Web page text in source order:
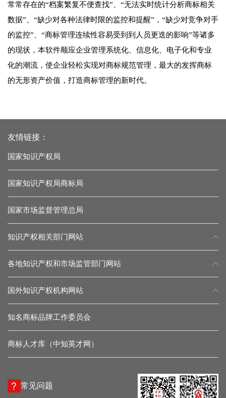
常常存在的“档案繁复不便查找”、“无法实时统计分析商标相关
数据”、“缺少对各种法律时限的监控和提醒”，“缺少对竞争对手
的监控”、“商标管理连续性容易受到到人员更迭的影响”等诸多
的现状，本软件顺应企业管理系统化、信息化、电子化和专业
化的潮流，使企业轻松实现对商标规范管理，最大的发挥商标
的无形资产价值，打造商标管理的新时代。
友情链接：
国家知识产权局
国家知识产权局商标局
国家市场监督管理总局
知识产权相关部门网站
各地知识产权和市场监管部门网站
国外知识产权机构网站
知名商标品牌工作委员会
商标人才库（中知英才网）
常见问题